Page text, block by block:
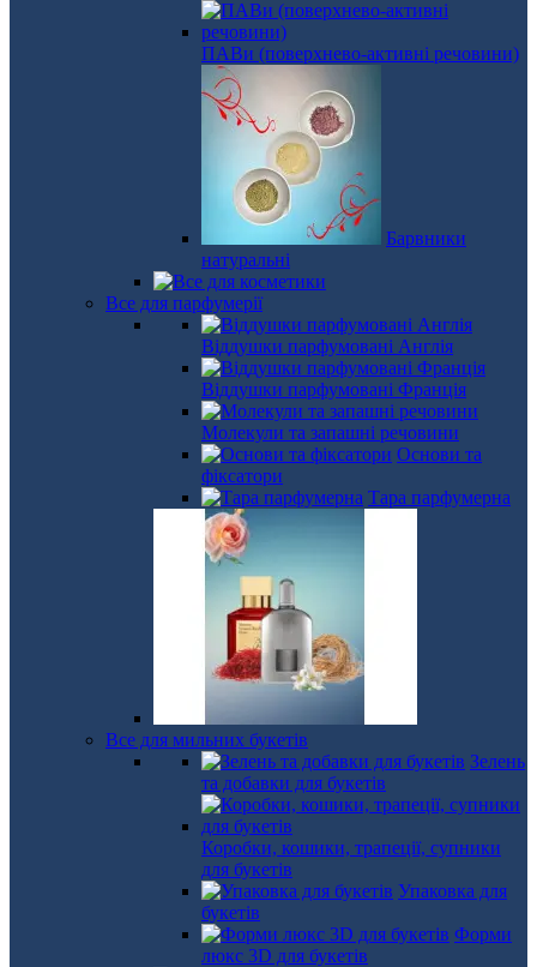
ПАВи (поверхнево-активні речовини)
Барвники
натуральні
Все для парфумерії
Віддушки парфумовані Англія
Віддушки парфумовані Франція
Молекули та запашні речовини
Основи та
фіксатори
Тара парфумерна
Все для мильних букетів
Зелень
та добавки для букетів
Коробки, кошики, трапеції, супники
для букетів
Упаковка для
букетів
Форми
люкс 3D для букетів